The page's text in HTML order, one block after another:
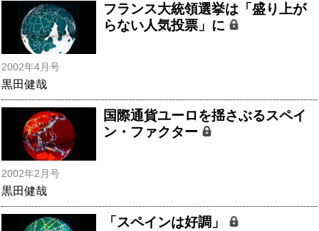
フランス大統領選挙は「盛り上が
らない人気投票」に
2002年4月号
黒田健哉
国際通貨ユーロを揺さぶるスペイ
ン・ファクター
2002年2月号
黒田健哉
「スペインは好調」